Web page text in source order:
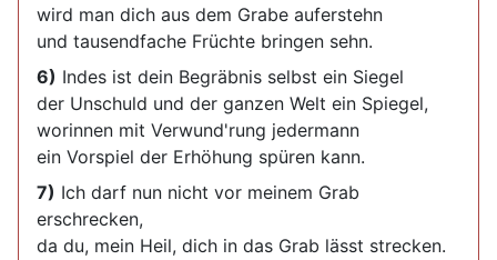
wird man dich aus dem Grabe auferstehn
und tausendfache Früchte bringen sehn.
6) Indes ist dein Begräbnis selbst ein Siegel
der Unschuld und der ganzen Welt ein Spiegel,
worinnen mit Verwund'rung jedermann
ein Vorspiel der Erhöhung spüren kann.
7) Ich darf nun nicht vor meinem Grab
erschrecken,
da du, mein Heil, dich in das Grab lässt strecken.